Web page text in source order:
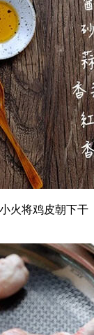
火将鸡皮朝下干